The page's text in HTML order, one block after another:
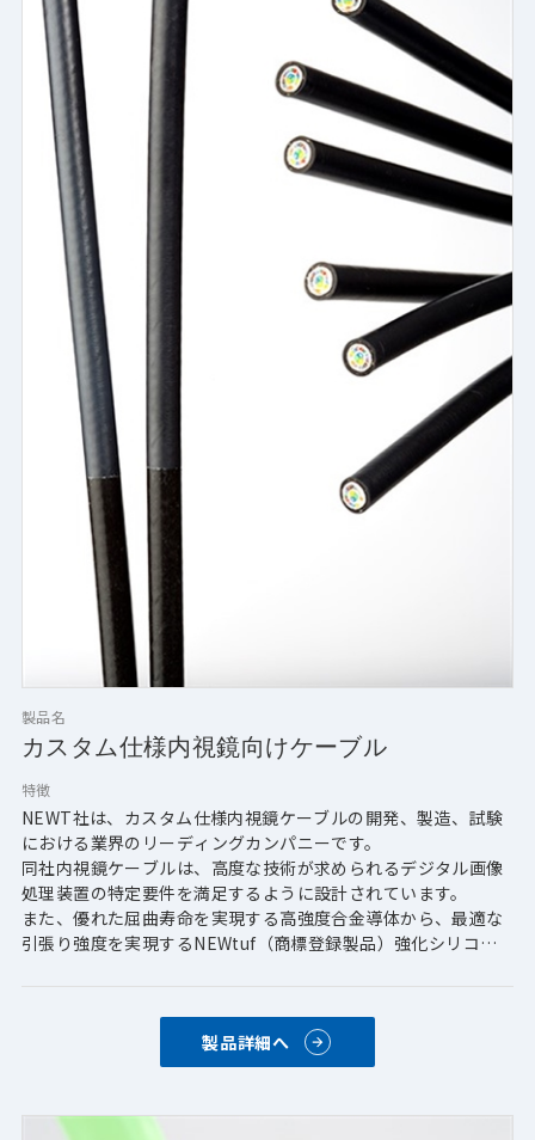
製品名
カスタム仕様内視鏡向けケーブル
特徴
NEWT社は、カスタム仕様内視鏡ケーブルの開発、製造、試験
における業界のリーディングカンパニーです。
同社内視鏡ケーブルは、高度な技術が求められるデジタル画像
処理装置の特定要件を満足するように設計されています。
また、優れた屈曲寿命を実現する高強度合金導体から、最適な
引張り強度を実現するNEWtuf（商標登録製品）強化シリコン
スタムオプションを提供可能です。
更に、同社のケーブル設計エンジニアは、コンセプトから試験
までお客様と連携し、ケーブルがお客様の要件を正確に満たす
ことを保証します。
【導体】
製品詳細へ